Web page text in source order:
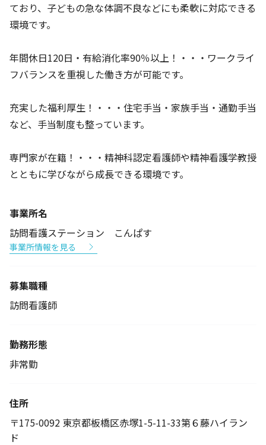
ており、子どもの急な体調不良などにも柔軟に対応できる
環境です。
年間休日120日・有給消化率90％以上！・・・ワークライ
フバランスを重視した働き方が可能です。
充実した福利厚生！・・・住宅手当・家族手当・通勤手当
など、手当制度も整っています。
専門家が在籍！・・・精神科認定看護師や精神看護学教授
とともに学びながら成長できる環境です。
事業所名
訪問看護ステーション こんぱす
事業所情報を見る
募集職種
訪問看護師
勤務形態
非常勤
住所
〒175-0092 東京都板橋区赤塚1-5-11-33第６藤ハイラン
ド